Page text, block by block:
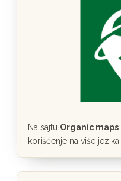
Na sajtu Organic maps
korišćenje na više jezika.